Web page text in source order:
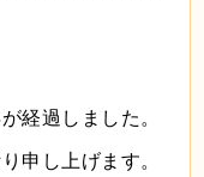
経過しました。
申し上げます。